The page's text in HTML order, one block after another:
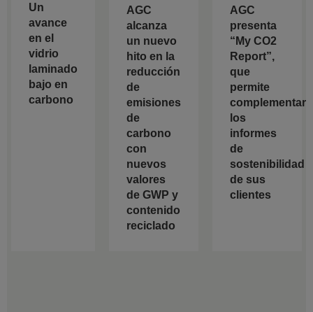
Un
avance
en el
vidrio
laminado
bajo en
carbono
AGC
alcanza
un nuevo
hito en la
reducción
de
emisiones
de
carbono
con
nuevos
valores
de GWP y
contenido
reciclado
AGC
presenta
“My CO2
Report”,
que
permite
complementar
los
informes
de
sostenibilidad
de sus
clientes